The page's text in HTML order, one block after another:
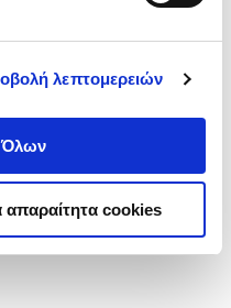
λεπτομερειών
απαραίτητα cookies